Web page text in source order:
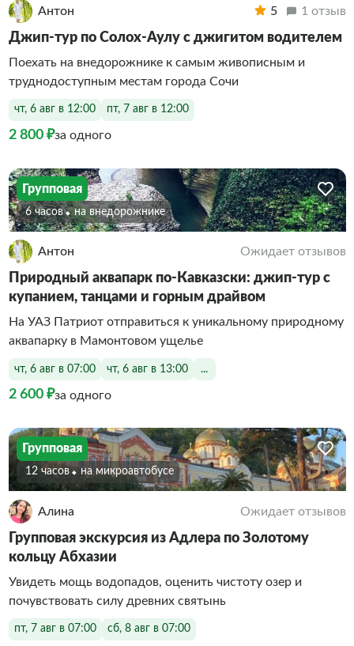
Антон 5 1 отзыв
Джип-тур по Солох-Аулу с джигитом водителем
Поехать на внедорожнике к самым живописным и
труднодоступным местам города Сочи
чт, 6 авг в 12:00 пт, 7 авг в 12:00
2 800 ₽за одного
Групповая
6 часов На внедорожнике
Антон Ожидает отзывов
Природный аквапарк по-Кавказски: джип-тур с
купанием, танцами и горным драйвом
На УАЗ Патриот отправиться к уникальному природному
аквапарку в Мамонтовом ущелье
чт, 6 авг в 07:00 чт, 6 авг в 13:00 ...
2 600 ₽за одного
Групповая
12 часов На микроавтобусе
Алина Ожидает отзывов
Групповая экскурсия из Адлера по Золотому
кольцу Абхазии
Увидеть мощь водопадов, оценить чистоту озер и
почувствовать силу древних святынь
пт, 7 авг в 07:00 сб, 8 авг в 07:00